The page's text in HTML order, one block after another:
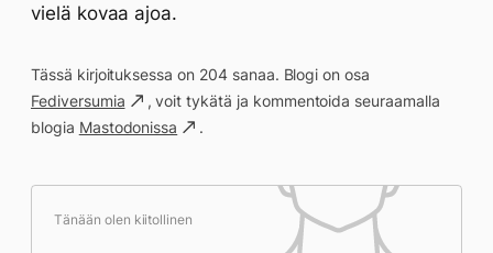
vielä kovaa ajoa.
Tässä kirjoituksessa on 204 sanaa. Blogi on osa
Fediversumia
, voit tykätä ja kommentoida seuraamalla
blogia Mastodonissa .
Tänään olen kiitollinen